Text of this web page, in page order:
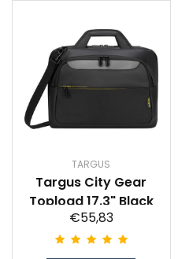
TARGUS
Targus City Gear
Topload 17.3" Black
€55,83